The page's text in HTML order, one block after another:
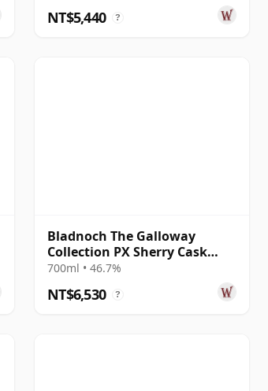
NT$5,440 ?
Bladnoch The Galloway
Collection PX Sherry Cask
Matured Lo 19 年
700ml • 46.7%
NT$6,530 ?